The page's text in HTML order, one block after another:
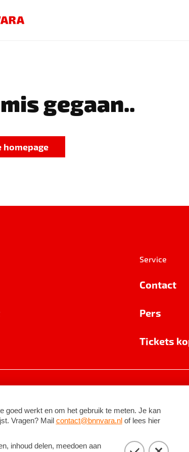
gegaan..
homepage
Service
Contact
Pers
Tickets